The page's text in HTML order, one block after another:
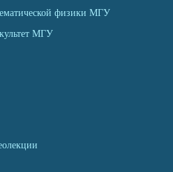
физики МГУ
МГУ